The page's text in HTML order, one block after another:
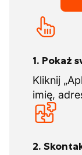
1. Pokaż
Kliknij
imię,
2.